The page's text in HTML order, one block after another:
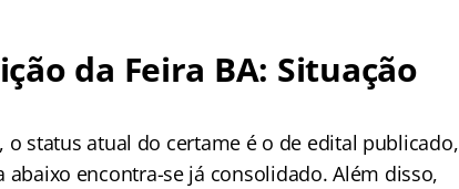
da Feira BA: Situação
status atual do certame é o de edital publicado,
encontra-se já consolidado. Além disso,